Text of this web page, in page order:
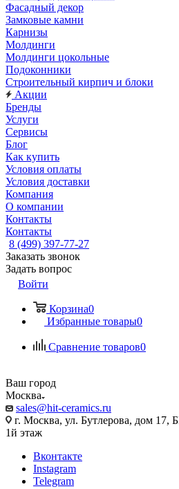
Фасадный декор
Замковые камни
Карнизы
Молдинги
Молдинги цокольные
Подоконники
Строительный кирпич и блоки
Акции
Бренды
Услуги
Сервисы
Блог
Как купить
Условия оплаты
Условия доставки
Компания
О компании
Контакты
Контакты
8 (499) 397-77-27
Заказать звонок
Задать вопрос
Войти
Корзина0
Избранные товары0
Сравнение товаров0
Ваш город
Москва
sales@hit-ceramics.ru
г. Москва, ул. Бутлерова, дом 17,
1й этаж
Вконтакте
Instagram
Telegram